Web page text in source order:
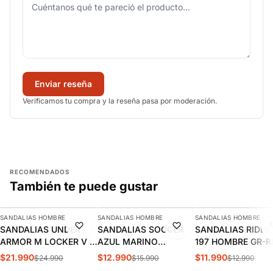
Enviar reseña
Verificamos tu compra y la reseña pasa por moderación.
RECOMENDADOS
También te puede gustar
-12%
AGREGAR
SANDALIAS HOMBRE
SANDALIAS UNDER
ARMOR M LOCKER V SI
HOMBRE | 3028094-
$21.990$24.990
-19%
AGREGAR
SANDALIAS HOMBRE
SANDALIAS SOCCER
AZUL MARINO
HOMBRE | S01-B
$12.990$15.990
-8%
SANDALIAS HOMBRE
SANDALIAS RIDER
197 HOMBRE GR-
12303
$11.990$12.990